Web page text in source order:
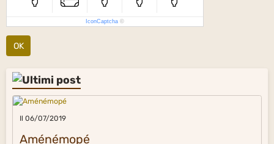
IconCaptcha ©
OK
Il 06/07/2019
Aménémopé